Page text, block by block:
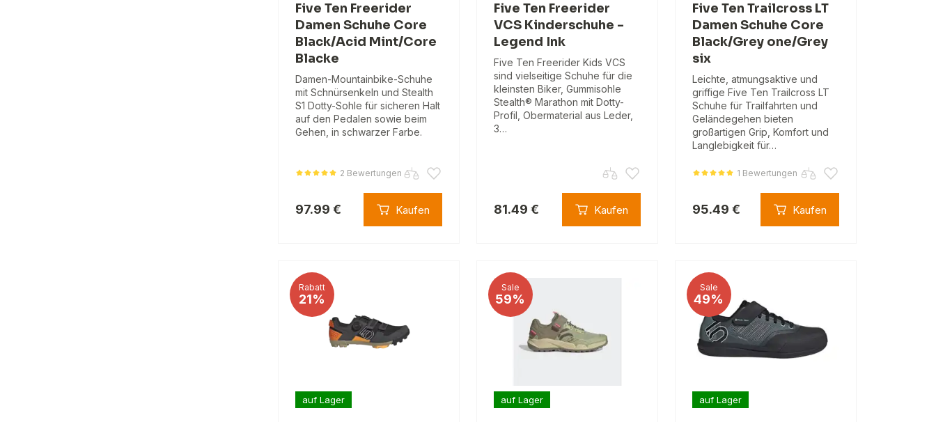
Five Ten Freerider
Damen Schuhe Core
Black/Acid Mint/Core
Blacke
Damen-Mountainbike-Schuhe
mit Schnürsenkeln und Stealth
S1 Dotty-Sohle für sicheren Halt
auf den Pedalen sowie beim
Gehen, in schwarzer Farbe.
2 Bewertungen
97.99 € Kaufen
Five Ten Freerider
VCS Kinderschuhe -
Legend Ink
Five Ten Freerider Kids VCS
sind vielseitige Schuhe für die
kleinsten Biker, Gummisohle
Stealth® Marathon mit Dotty-
Profil, Obermaterial aus Leder,
3…
81.49 € Kaufen
Five Ten Trailcross LT
Damen Schuhe Core
Black/Grey one/Grey
six
Leichte, atmungsaktive und
griffige Five Ten Trailcross LT
Schuhe für Trailfahrten und
Geländegehen bieten
großartigen Grip, Komfort und
Langlebigkeit für…
1 Bewertungen
95.49 € Kaufen
Rabatt
21%
auf Lager
Sale
59%
auf Lager
Sale
49%
auf Lager